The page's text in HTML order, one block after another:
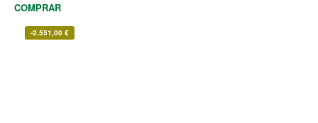
COMPRAR
-2.551,00 €